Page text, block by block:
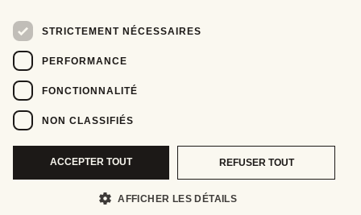
STRICTEMENT NÉCESSAIRES
PERFORMANCE
FONCTIONNALITÉ
NON CLASSIFIÉS
ACCEPTER TOUT REFUSER TOUT
AFFICHER LES DÉTAILS